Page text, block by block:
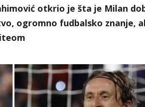
otkrio je šta je Milan
ogromno fudbalsko znanje,